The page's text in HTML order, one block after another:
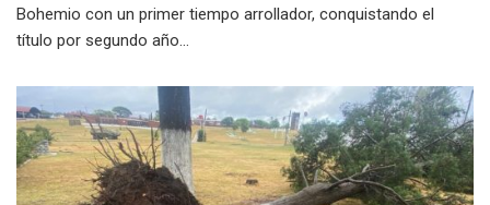
Bohemio con un primer tiempo arrollador, conquistando el
título por segundo año...